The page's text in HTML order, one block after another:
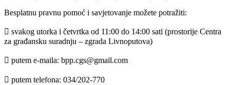
Besplatnu pravnu pomoć i savjetovanje možete potražiti:
 svakog utorka i četvrtka od 11:00 do 14:00 sati (prostorije Centra
za građansku suradnju – zgrada Livnoputova)
 putem e-maila: bpp.cgs@gmail.com
 putem telefona: 034/202-770